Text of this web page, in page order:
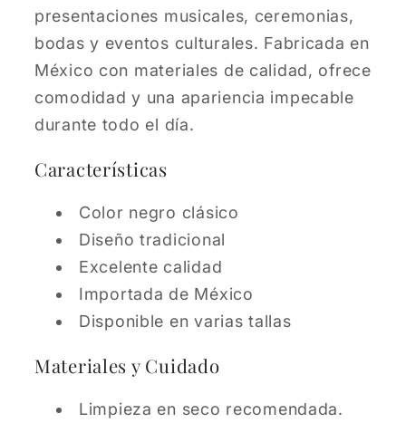
presentaciones musicales, ceremonias,
bodas y eventos culturales. Fabricada en
México con materiales de calidad, ofrece
comodidad y una apariencia impecable
durante todo el día.
Características
Color negro clásico
Diseño tradicional
Excelente calidad
Importada de México
Disponible en varias tallas
Materiales y Cuidado
Limpieza en seco recomendada.